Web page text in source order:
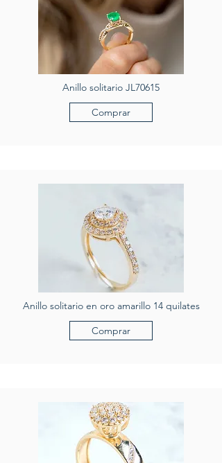
Anillo solitario JL70615
Comprar
Anillo solitario en oro amarillo 14 quilates
Comprar